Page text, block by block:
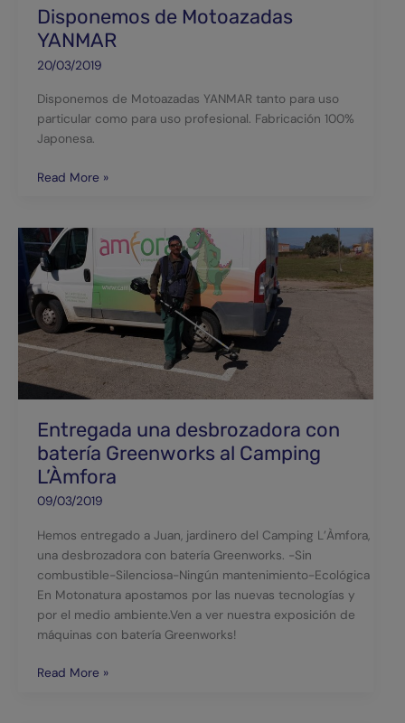
Disponemos de Motoazadas
YANMAR
20/03/2019
Disponemos de Motoazadas YANMAR tanto para uso
particular como para uso profesional. Fabricación 100%
Japonesa.
Read More »
Entregada una desbrozadora con
batería Greenworks al Camping
L’Àmfora
09/03/2019
Hemos entregado a Juan, jardinero del Camping L’Àmfora,
una desbrozadora con batería Greenworks. -Sin
combustible-Silenciosa-Ningún mantenimiento-Ecológica
En Motonatura apostamos por las nuevas tecnologías y
por el medio ambiente.Ven a ver nuestra exposición de
máquinas con batería Greenworks!
Entregada
una
desbrozadora
con
batería
Greenworks
al
Camping
L’Àmfora
Read More »